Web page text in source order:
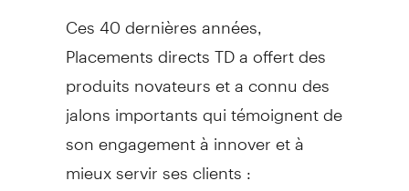
Ces 40 dernières années,
Placements directs TD a offert des
produits novateurs et a connu des
jalons importants qui témoignent de
son engagement à innover et à
mieux servir ses clients :